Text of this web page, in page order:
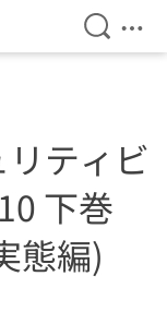
検索を
メ
ティビ
下巻
態編)